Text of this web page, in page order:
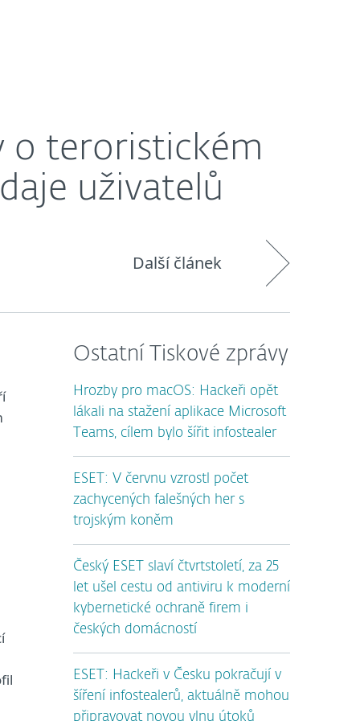
o teroristickém
uživatelů
Další článek
Ostatní Tiskové zprávy
Hrozby pro macOS: Hackeři opět
lákali na stažení aplikace Microsoft
Teams, cílem bylo šířit infostealer
ESET: V červnu vzrostl počet
zachycených falešných her s
trojským koněm
Český ESET slaví čtvrtstoletí, za 25
let ušel cestu od antiviru k moderní
kybernetické ochraně firem i
českých domácností
ESET: Hackeři v Česku pokračují v
šíření infostealerů, aktuálně mohou
připravovat novou vlnu útoků